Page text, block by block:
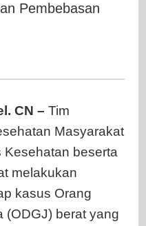
ODGJ
Pembebasan
CN – Tim
Masyarakat
beserta
melakukan
kasus Orang
(ODGJ) berat yang